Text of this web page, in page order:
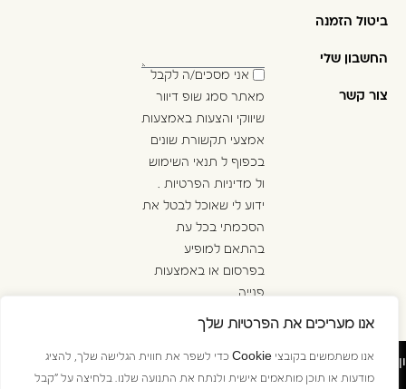
אנו מעריכים את הפרטיות שלך
אנו משתמשים בקובצי Cookie כדי לשפר את חווית הגלישה שלך, להציג
מודעות או תוכן מותאמים אישית ולנתח את התנועה שלנו. בלחיצה על "קבל
ביטול הזמנה
החשבון שלי
צור קשר
אני מסכים/ה לקבל
מאתר סמג שופ דיוור
שיווקי והצעות באמצעות
אמצעי תקשורת שונים
בכפוף ל תנאי השימוש
ול מדיניות הפרטיות .
ידוע לי שאוכל לבטל את
הסכמתי בכל עת
בהתאם למופיע
בפרסום או באמצעות
פנייה
לinfo@golan-